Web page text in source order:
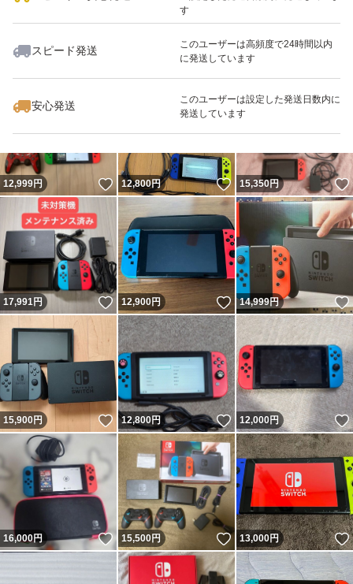
す
スピード発送
このユーザーは高頻度で24時間以内
に発送しています
安心発送
このユーザーは設定した発送日数内に
発送しています
いいね！
17,000
12,999円 いいね！
12,800円 いいね！
15,350円
17,991円 いいね！
12,900円 いいね！
14,999円
15,900円 いいね！
12,800円 いいね！
12,000円
16,000円 いいね！
15,500円 いいね！
13,000円